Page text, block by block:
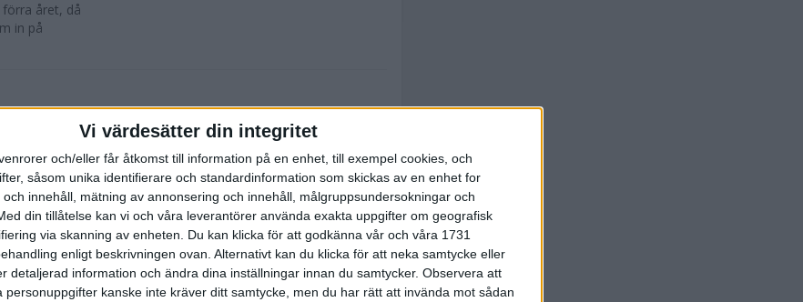
Vi värdesätter din integritet
och/eller får åtkomst till information på en enhet, till exempel cookies, och
såsom unika identifierare och standardinformation som skickas av en enhet for
innehåll, mätning av annonsering och innehåll, målgruppsundersokningar och
din tillåtelse kan vi och våra leverantörer använda exakta uppgifter om geografisk
via skanning av enheten. Du kan klicka för att godkänna vår och våra 1731
enligt beskrivningen ovan. Alternativt kan du klicka för att neka samtycke eller
detaljerad information och ändra dina inställningar innan du samtycker. Observera att
personuppgifter kanske inte kräver ditt samtycke, men du har rätt att invända mot sådan
förra året, då
in på
10 500
fler än
avgöras